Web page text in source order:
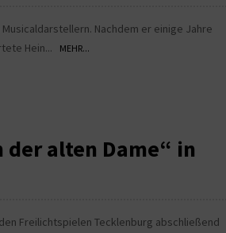
Nachdem er einige Jahre
Hein...
MEHR...
alten Dame“ in
Freilichtspielen Tecklenburg abschließend